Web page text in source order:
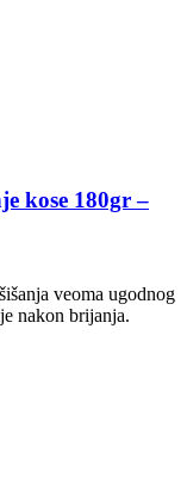
kose 180gr –
veoma ugodnog
nakon brijanja.